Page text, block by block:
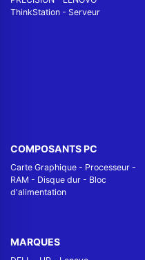
ThinkStation - Serveur
COMPOSANTS PC
Carte Graphique - Processeur -
RAM - Disque dur - Bloc
d'alimentation
MARQUES